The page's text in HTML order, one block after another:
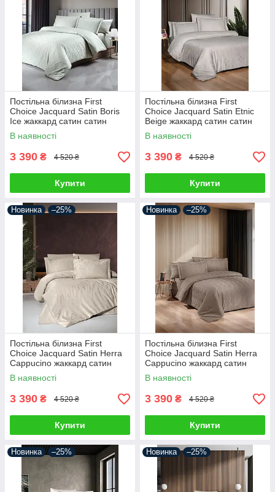
Постільна білизна First
Choice Jacquard Satin Boris
Ice жаккард сатин сатин
Туреччина 200х220см
В наявності
3 390 ₴ 4 520 ₴
Купити
Постільна білизна First
Choice Jacquard Satin Etnic
Beige жаккард сатин сатин
Туреччина 200х220см
В наявності
3 390 ₴ 4 520 ₴
Купити
Новинка –25%
Постільна білизна First
Choice Jacquard Satin Herra
Cappucino жаккард сатин
сатин Туреччина 200х220см
В наявності
3 390 ₴ 4 520 ₴
Купити
Новинка –25%
Постільна білизна First
Choice Jacquard Satin Herra
Cappucino жаккард сатин
сатин Туреччина 200х220см
В наявності
3 390 ₴ 4 520 ₴
Купити
Новинка –25% Новинка –25%